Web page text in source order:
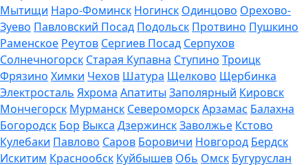
Мытищи Наро-Фоминск Ногинск Одинцово Орехово-
Зуево Павловский Посад Подольск Протвино Пушкино
Раменское Реутов Сергиев Посад Серпухов
Солнечногорск Старая Купавна Ступино Троицк
Фрязино Химки Чехов Шатура Щелково Щербинка
Электросталь Яхрома Апатиты Заполярный Кировск
Мончегорск Мурманск СевероморскАрзамас Балахна
Богородск Бор Выкса ДзержинскЗаволжье Кстово
Кулебаки Павлово Саров Боровичи Новгород Бердск
Искитим Краснообск Куйбышев Обь Омск Бугуруслан